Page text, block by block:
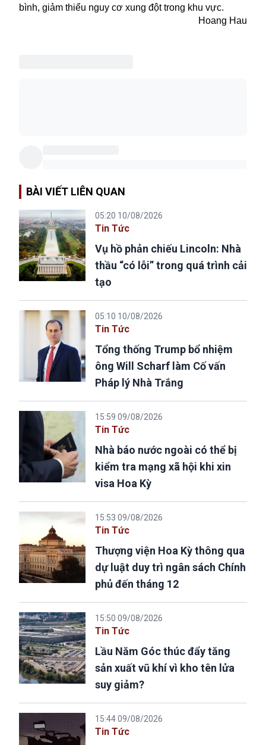
bình, giảm thiểu nguy cơ xung đột trong khu vực.
Hoang Hau
BÀI VIẾT LIÊN QUAN
05:20 10/08/2026
Tin Tức
Vụ hồ phản chiếu Lincoln: Nhà
thầu “có lỗi” trong quá trình cải
tạo
05:10 10/08/2026
Tin Tức
Tổng thống Trump bổ nhiệm
ông Will Scharf làm Cố vấn
Pháp lý Nhà Trắng
15:59 09/08/2026
Tin Tức
Nhà báo nước ngoài có thể bị
kiểm tra mạng xã hội khi xin
visa Hoa Kỳ
15:53 09/08/2026
Tin Tức
Thượng viện Hoa Kỳ thông qua
dự luật duy trì ngân sách Chính
phủ đến tháng 12
15:50 09/08/2026
Tin Tức
Lầu Năm Góc thúc đẩy tăng
sản xuất vũ khí vì kho tên lửa
suy giảm?
15:44 09/08/2026
Tin Tức